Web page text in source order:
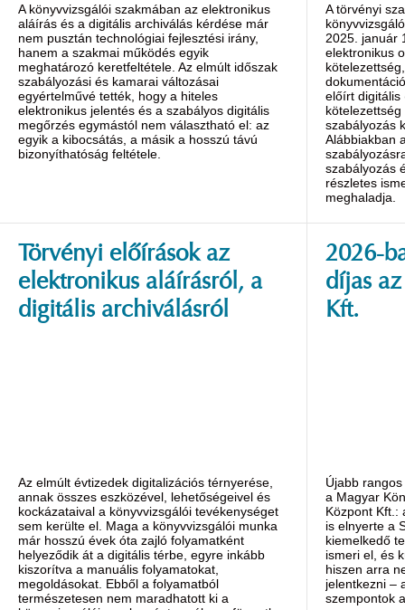
A könyvvizsgálói szakmában az elektronikus
aláírás és a digitális archiválás kérdése már
nem pusztán technológiai fejlesztési irány,
hanem a szakmai működés egyik
meghatározó keretfeltétele. Az elmúlt időszak
szabályozási és kamarai változásai
egyértelművé tették, hogy a hiteles
elektronikus jelentés és a szabályos digitális
megőrzés egymástól nem választható el: az
egyik a kibocsátás, a másik a hosszú távú
bizonyíthatóság feltétele.
A törvényi
2025. január
elektronikus
előírt digitális
szabályozás
Alábbiakban
szabályozás
részletes
meghaladja.
Törvényi előírások az
elektronikus aláírásról, a
digitális archiválásról
Az elmúlt évtizedek digitalizációs térnyerése,
annak összes eszközével, lehetőségeivel és
kockázataival a könyvvizsgálói tevékenységet
sem kerülte el. Maga a könyvvizsgálói munka
már hosszú évek óta zajló folyamatként
helyeződik át a digitális térbe, egyre inkább
kiszorítva a manuális folyamatokat,
megoldásokat. Ebből a folyamatból
természetesen nem maradhatott ki a
2026-
díjas
Kft.
Újabb
a Magyar
Központ Kft.:
is elnyerte a
kiemelkedő
ismeri el, és
hiszen arra
jelentkezni –
szempontok